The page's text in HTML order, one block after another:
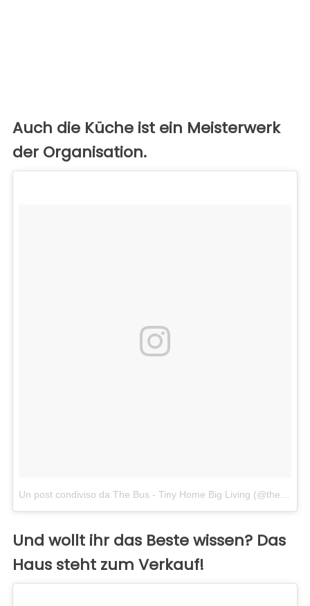
Auch die Küche ist ein Meisterwerk
der Organisation.
Und wollt ihr das Beste wissen? Das
Haus steht zum Verkauf!